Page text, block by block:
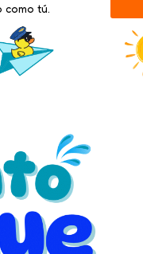
como tú.